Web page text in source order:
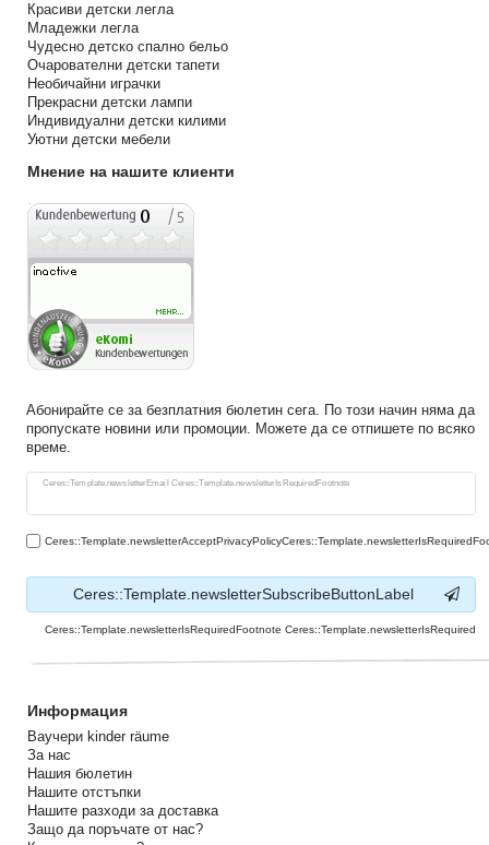
Красиви детски легла
Младежки легла
Чудесно детско спално бельо
Очарователни детски тапети
Необичайни играчки
Прекрасни детски лампи
Индивидуални детски килими
Уютни детски мебели
Мнение на нашите клиенти
Абонирайте се за безплатния бюлетин сега. По този начин няма да
пропускате новини или промоции. Можете да се отпишете по всяко
време.
Ceres::Template.newsletterEmail Ceres::Template.newsletterIsRequiredFootnote
Ceres::Template.newsletterHoneypotLabel
Ceres::Template.newsletterSubscribeButtonLabel
Ceres::Template.newsletterIsRequiredFootnote Ceres::Template.newsletterIsRequired
Информация
Ваучери kinder räume
За нас
Нашия бюлетин
Нашите отстъпки
Нашите разходи за доставка
Защо да поръчате от нас?